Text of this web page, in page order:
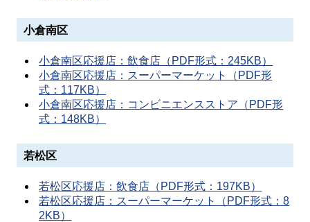
小倉南区
小倉南区応援店：飲食店（PDF形式：245KB）
小倉南区応援店：スーパーマーケット（PDF形
式：117KB）
小倉南区応援店：コンビニエンスストア（PDF形
式：148KB）
若松区
若松区応援店：飲食店（PDF形式：197KB）
若松区応援店：スーパーマーケット（PDF形式：8
2KB）